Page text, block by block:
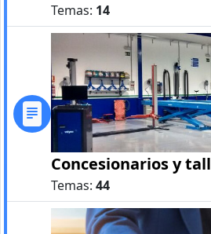
Temas: 14
Concesionarios y
Temas: 44